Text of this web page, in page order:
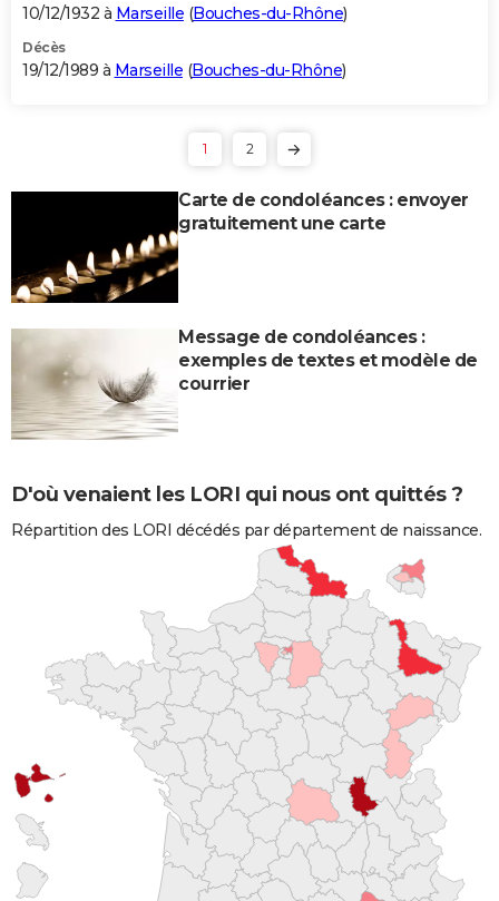
10/12/1932 à Marseille (Bouches-du-Rhône)
Décès
19/12/1989 à Marseille (Bouches-du-Rhône)
1 2
Carte de condoléances : envoyer
gratuitement une carte
Message de condoléances :
exemples de textes et modèle de
courrier
D'où venaient les LORI qui nous ont quittés ?
Répartition des LORI décédés par département de naissance.